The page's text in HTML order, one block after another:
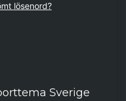
lösenord?
Sverige